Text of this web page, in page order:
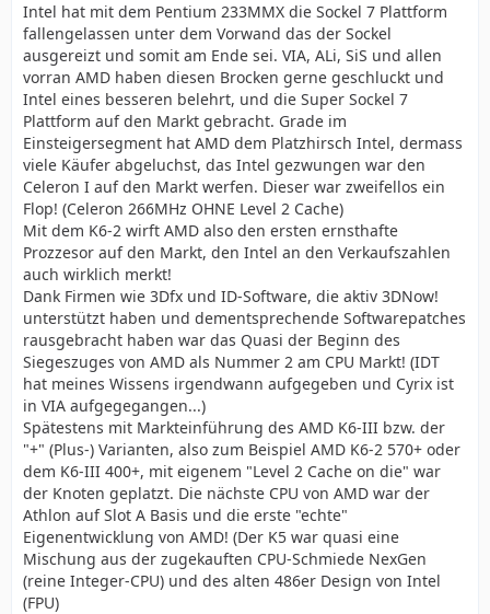
Intel hat mit dem Pentium 233MMX die Sockel 7 Plattform
fallengelassen unter dem Vorwand das der Sockel
ausgereizt und somit am Ende sei. VIA, ALi, SiS und allen
vorran AMD haben diesen Brocken gerne geschluckt und
Intel eines besseren belehrt, und die Super Sockel 7
Plattform auf den Markt gebracht. Grade im
Einsteigersegment hat AMD dem Platzhirsch Intel, dermass
viele Käufer abgeluchst, das Intel gezwungen war den
Celeron I auf den Markt werfen. Dieser war zweifellos ein
Flop! (Celeron 266MHz OHNE Level 2 Cache)
Mit dem K6-2 wirft AMD also den ersten ernsthafte
Prozzesor auf den Markt, den Intel an den Verkaufszahlen
auch wirklich merkt!
Dank Firmen wie 3Dfx und ID-Software, die aktiv 3DNow!
unterstützt haben und dementsprechende Softwarepatches
rausgebracht haben war das Quasi der Beginn des
Siegeszuges von AMD als Nummer 2 am CPU Markt! (IDT
hat meines Wissens irgendwann aufgegeben und Cyrix ist
in VIA aufgegegangen...)
Spätestens mit Markteinführung des AMD K6-III bzw. der
"+" (Plus-) Varianten, also zum Beispiel AMD K6-2 570+ oder
dem K6-III 400+, mit eigenem "Level 2 Cache on die" war
der Knoten geplatzt. Die nächste CPU von AMD war der
Athlon auf Slot A Basis und die erste "echte"
Eigenentwicklung von AMD! (Der K5 war quasi eine
Mischung aus der zugekauften CPU-Schmiede NexGen
(reine Integer-CPU) und des alten 486er Design von Intel
(FPU)